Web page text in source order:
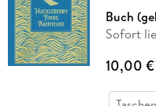
Buch
Sofort
10,00 €